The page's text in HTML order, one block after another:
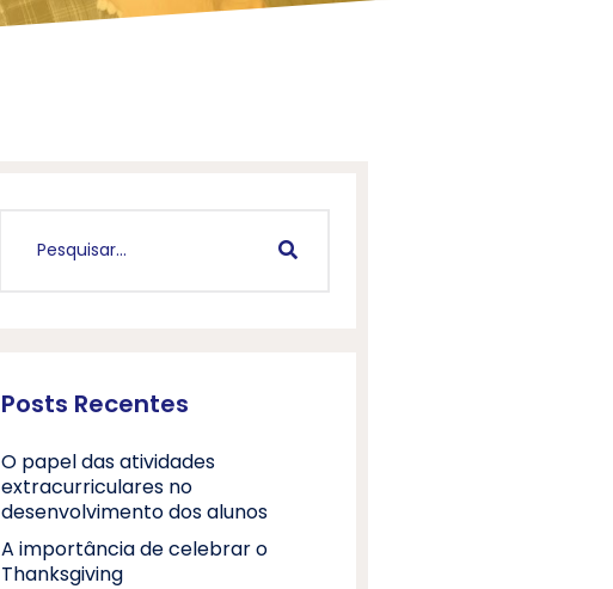
Posts Recentes
O papel das atividades
extracurriculares no
desenvolvimento dos alunos
A importância de celebrar o
Thanksgiving